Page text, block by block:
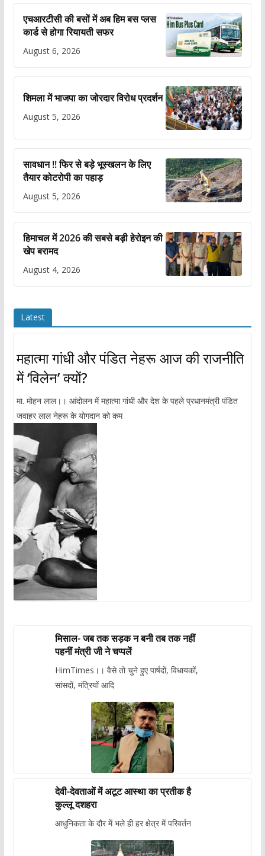
एचआरटीसी की बसों में अब हिम बस प्लस
कार्ड से होगा रियायती सफर
August 6, 2026
शिमला में भाजपा का जोरदार विरोध प्रदर्शन
August 5, 2026
सावधान !! फिर से बड़े भूस्खलन के लिए
तैयार कोटरोपी का पहाड़
August 5, 2026
हिमाचल में 2026 की सबसे बड़ी हेरोइन की
खेप बरामद
August 4, 2026
Latest
महात्मा गांधी और पंडित नेहरू आज की राजनीति
में ‘विलेन’ क्यों?
मा. मोहन लाल।। आंदोलन में महात्मा गांधी और देश के पहले प्रधानमंत्री पंडित
जवाहर लाल नेहरू के योगदान को कम
मिसाल- जब तक सड़क न बनी तब तक नहीं
पहनीं मंत्री जी ने चप्पलें
HimTimes।। वैसे तो चुने हुए पार्षदों, विधायकों,
सांसदों, मंत्रियों आदि
देवी-देवताओं में अटूट आस्था का प्रतीक है
कुल्लू दशहरा
आधुनिकता के दौर में भले ही हर क्षेत्र में परिवर्तन